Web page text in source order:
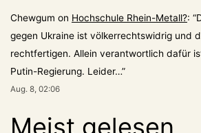
Chewgum on Hochschule Rhein-Metall?: “
gegen Ukraine ist völkerrechtswidrig und
rechtfertigen. Allein verantwortlich dafür
Putin-Regierung. Leider…”
Aug. 8, 02:06
Meist gelesen